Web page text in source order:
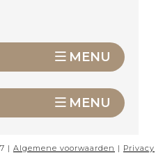
MENU
MENU
| Algemene voorwaarden | Privacy